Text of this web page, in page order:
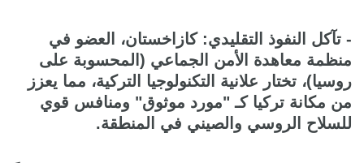
- تآكل النفوذ التقليدي: كازاخستان، العضو في
منظمة معاهدة الأمن الجماعي (المحسوبة على
روسيا)، تختار علانية التكنولوجيا التركية، مما يعزز
من مكانة تركيا كـ "مورد موثوق" ومنافس قوي
للسلاح الروسي والصيني في المنطقة.